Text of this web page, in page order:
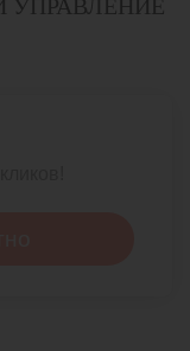
УПРАВЛЕНИЕ